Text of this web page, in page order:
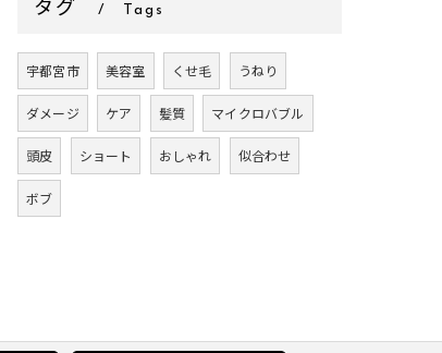
タグ Tags
宇都宮市 美容室 くせ毛 うねり
ダメージ ケア 髪質 マイクロバブル
頭皮 ショート おしゃれ 似合わせ
ボブ